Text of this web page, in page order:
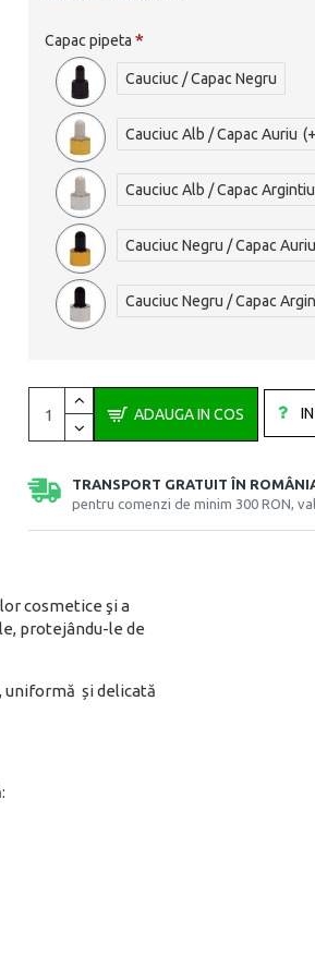
Capac pipeta
Cauciuc / Capac Negru
Cauciuc Alb / Capac Auriu
Cauciuc Alb / Capac Argintiu
Cauciuc Negru / Capac Auriu
Cauciuc Negru / Capac
ADAUGA IN COS
TRANSPORT GRATUIT ÎN
pentru comenzi de minim 300 RON,
cosmetice şi a
protejându-le de
uniformă și delicată